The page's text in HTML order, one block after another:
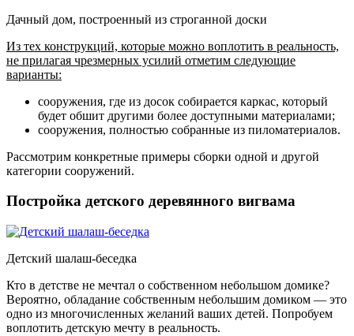
Дачный дом, построенный из строганной доски
Из тех конструкций, которые можно воплотить в реальность,
не прилагая чрезмерных усилий отметим следующие
варианты:
сооружения, где из досок собирается каркас, который
будет обшит другими более доступными материалами;
сооружения, полностью собранные из пиломатериалов.
Рассмотрим конкретные примеры сборки одной и другой
категории сооружений.
Постройка детского деревянного вигвама
Детский шалаш-беседка
Кто в детстве не мечтал о собственном небольшом домике?
Вероятно, обладание собственным небольшим домиком — это
одно из многочисленных желаний ваших детей. Попробуем
воплотить детскую мечту в реальность.